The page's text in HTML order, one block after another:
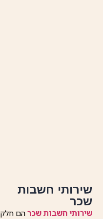
שירותי חשבות
שכר
שירותי חשבות שכרהם חלק